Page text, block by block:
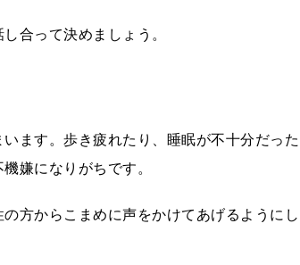
合って決めましょう。
ます。歩き疲れたり、睡眠が不十分だった
嫌になりがちです。
方からこまめに声をかけてあげるようにし